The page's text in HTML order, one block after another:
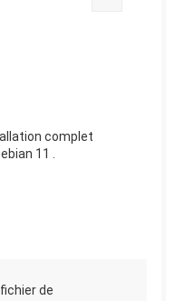
complet
11 .
fichier de